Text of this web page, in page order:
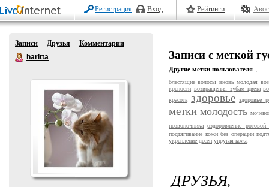
Регистрация Вход Рейтинги
Записи Друзья
Комментарии
haritta
Записи с меткой
Другие метки пользователя ↓
блестящие волосы вновь молодая
крепости возвращения зубам цвета
красота
здоровье здоровье
метки молодость
позвоночника оздоровление ротовой
подтягивание кожи без операции
укрепление десен упругая кожа